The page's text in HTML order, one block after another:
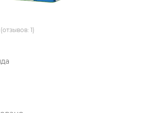
(отзывов: 1)